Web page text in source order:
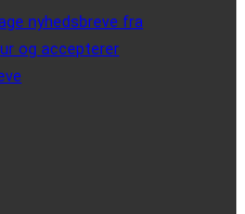
nyhedsbreve fra
og accepterer